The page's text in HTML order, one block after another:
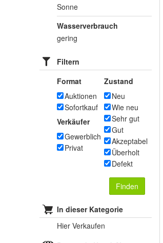
Sonne
Wasserverbrauch
gering
Filtern
Format
Auktionen
Sofortkauf
Verkäufer
Gewerblich
Privat
Zustand
Neu
Wie neu
Sehr gut
Gut
Akzeptabel
Überholt
Defekt
Finden
In dieser Kategorie
Hier Verkaufen